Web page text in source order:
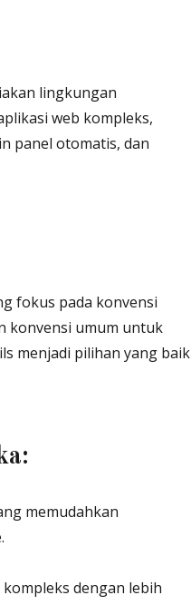
lingkungan
web kompleks,
panel otomatis, dan
fokus pada konvensi
konvensi umum untuk
menjadi pilihan yang baik
memudahkan
dengan lebih